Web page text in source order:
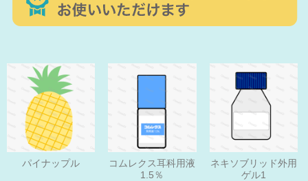
パイナップル
コムレクス耳科用液
1.5％
ネキソブリッド外用
ゲル1